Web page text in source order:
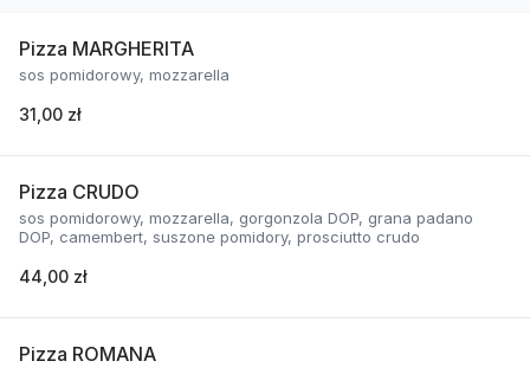
Pizza MARGHERITA
sos pomidorowy, mozzarella
31,00 zł
Pizza CRUDO
sos pomidorowy, mozzarella, gorgonzola DOP, grana padano
DOP, camembert, suszone pomidory, prosciutto crudo
44,00 zł
Pizza ROMANA